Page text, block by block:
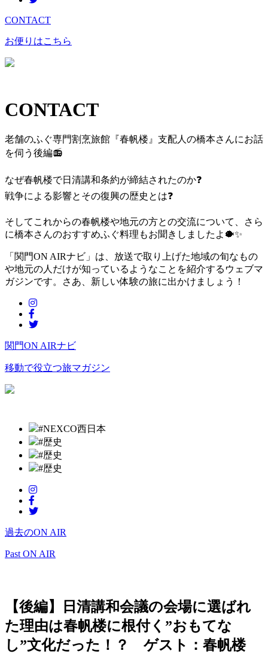
CONTACT
お便りはこちら
CONTACT
老舗のふぐ専門割烹旅館『春帆楼』支配人の橋本さんにお話
を伺う後編📻
なぜ春帆楼で日清講和条約が締結されたのか❓
戦争による影響とその復興の歴史とは❓
そしてこれからの春帆楼や地元の方との交流について、さら
に橋本さんのおすすめふぐ料理もお聞きしましたよ 🐡✨
「関門ON AIRナビ」は、放送で取り上げた地域の旬なもの
や地元の人だけが知っているようなことを紹介するウェブマ
ガジンです。さあ、新しい体験の旅に出かけましょう！
関門ON AIRナビ
移動で役立つ旅マガジン
#NEXCO西日本
#歴史
#歴史
#歴史
過去のON AIR
Past ON AIR
【後編】日清講和会議の会場に選ばれ
た理由は春帆楼に根付く”おもてな
し”文化だった！？ ゲスト：春帆楼